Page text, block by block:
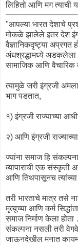
लिहितो आणि मग त्याची
"आपल्या भारत देशाचे
मोकळे झालेले इतर देश
वैज्ञानिकदृष्ट्या अप्रगत
अंधश्रद्धामध्ये अडकलेला
सामाजिक आणि
त्यामुळे जरी इंग्रजी
भाग पडतात,
१) इंग्रजी राज्याच्या
२) आणि इंग्रजी
ज्यांना समाज हि
व्यापाराची एक
आणि तिथपासूनच
तरी भारताचे मात्र तसे
मृत्यूच्या आणि कर्म
समाज निर्माण केला
संकल्पना नसली तरी
जाऊनदेखील मनात